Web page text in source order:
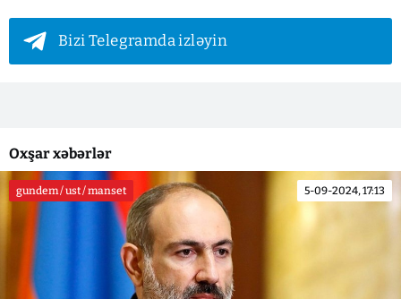
Bizi Telegramda izləyin
Oxşar xəbərlər
gundem / ust / manset 5-09-2024, 17:13